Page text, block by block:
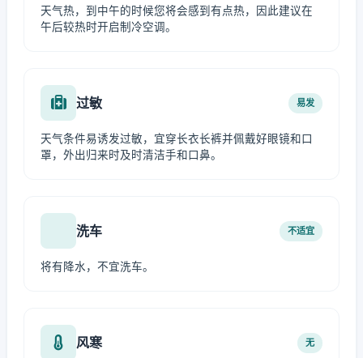
天气热，到中午的时候您将会感到有点热，因此建议在
午后较热时开启制冷空调。
过敏 易发
天气条件易诱发过敏，宜穿长衣长裤并佩戴好眼镜和口
罩，外出归来时及时清洁手和口鼻。
洗车 不适宜
将有降水，不宜洗车。
风寒 无